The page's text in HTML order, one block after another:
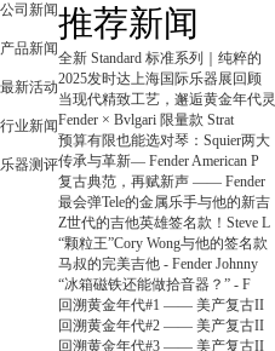
公司新闻
产品新闻
最新活动
行业新闻
乐器测评
推荐新闻
全新 Standard 标准系列｜纯粹的
2025发时达上海国际乐器展回顾
当现代精致工艺，邂逅黄金年代灵
Fender × Bvlgari 限量款 Strat
预算有限也能选对琴：Squier两大
传承与革新— Fender American P
复古典范，再赋新声 —— Fender
最会弹Tele的金属乐手与他的新吉
Z世代的吉他英雄签名款！Steve L
“颗粒王”Cory Wong与他的签名款
马叔的完美吉他 - Fender Johnny
“冰箱磁铁还能做拾音器？” - F
回溯黄金年代#1 —— 美产复古II
回溯黄金年代#2 —— 美产复古II
回溯黄金年代#3 —— 美产复古II